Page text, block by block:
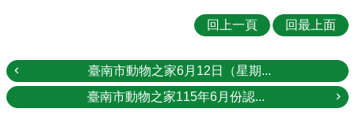
回上一頁 回最上面
臺南市動物之家6月12日（星期...
臺南市動物之家115年6月份認...